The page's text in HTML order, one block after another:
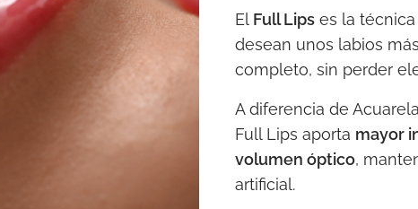
El Full Lips es la
desean unos labios
completo, sin perder
A diferencia de
Full Lips aporta mayor
volumen óptico,
artificial.